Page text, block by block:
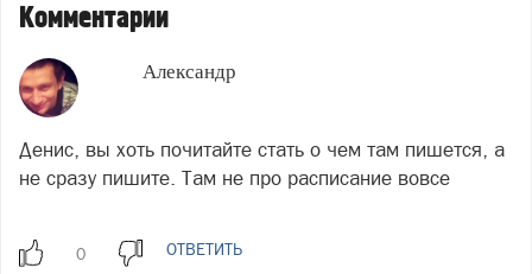
Комментарии
Александр
Денис, вы хоть почитайте стать о чем там пишется, а
не сразу пишите. Там не про расписание вовсе
ОТВЕТИТЬ